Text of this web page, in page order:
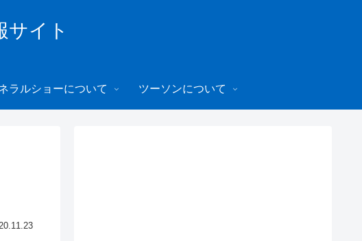
サイト
ラルショーについて ツーソンについて